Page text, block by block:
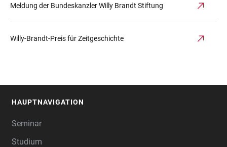
Meldung der Bundeskanzler Willy Brandt Stiftung
Willy-Brandt-Preis für Zeitgeschichte
HAUPTNAVIGATION
Seminar
Studium